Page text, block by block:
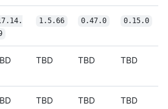
1.5.66 0.47.0 0.15.0
TBD TBD TBD
TBD TBD TBD